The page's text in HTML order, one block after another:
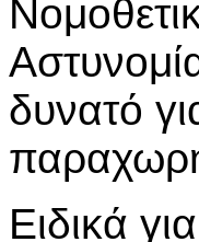
δυνατό
Ειδικά